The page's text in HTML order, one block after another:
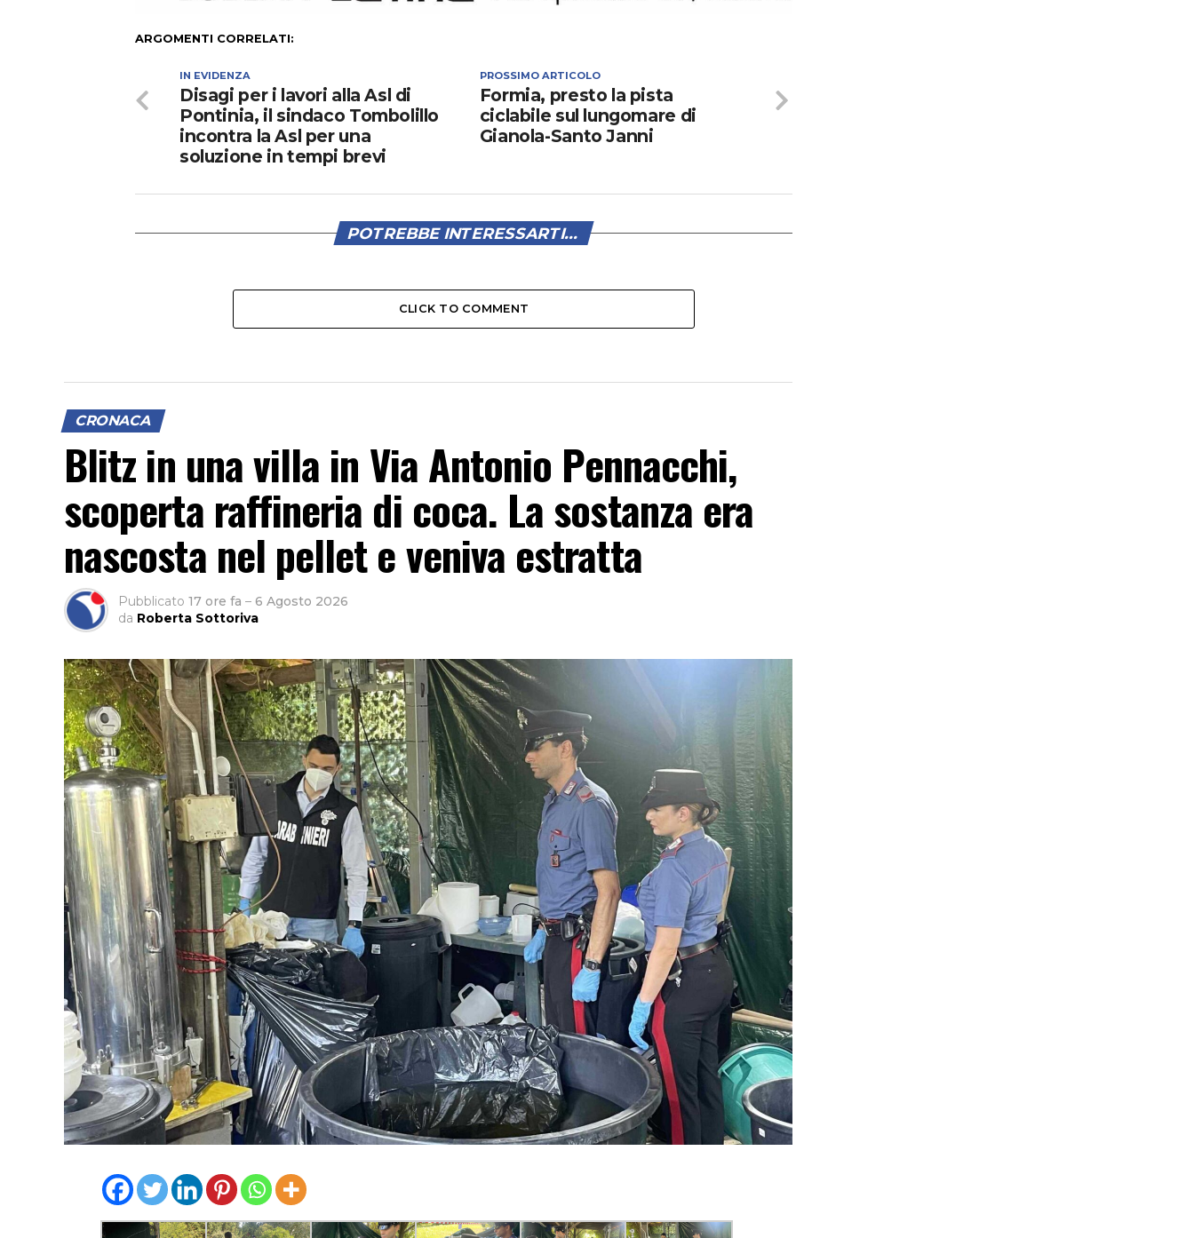
ARGOMENTI CORRELATI:
PROSSIMO ARTICOLO
Formia, presto la pista
ciclabile sul lungomare di
Gianola-Santo Janni
IN EVIDENZA
Disagi per i lavori alla Asl di
Pontinia, il sindaco Tombolillo
incontra la Asl per una
soluzione in tempi brevi
POTREBBE INTERESSARTI...
CLICK TO COMMENT
CRONACA
Blitz in una villa in Via Antonio Pennacchi,
scoperta raffineria di coca. La sostanza era
nascosta nel pellet e veniva estratta
Pubblicato 17 ore fa – 6 Agosto 2026
da Roberta Sottoriva